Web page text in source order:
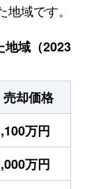
域です。
地域（2023
売却価格
万円
万円